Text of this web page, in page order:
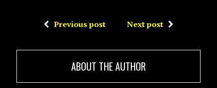
Previous post Next post
ABOUT THE AUTHOR